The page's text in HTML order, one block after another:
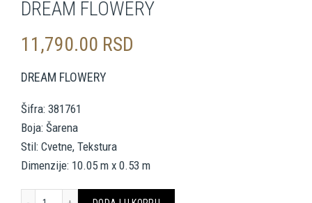
DREAM FLOWERY
11,790.00 RSD
DREAM FLOWERY
Šifra: 381761
Boja: Šarena
Stil: Cvetne, Tekstura
Dimenzije: 10.05 m x 0.53 m